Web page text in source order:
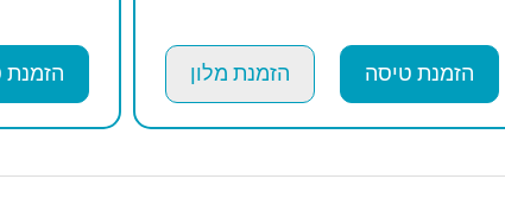
הזמנת טיסה הזמנת מלון הזמנת